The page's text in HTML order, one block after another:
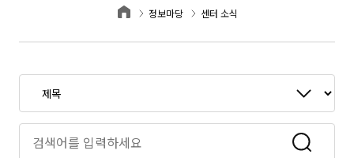
정보마당 센터 소식